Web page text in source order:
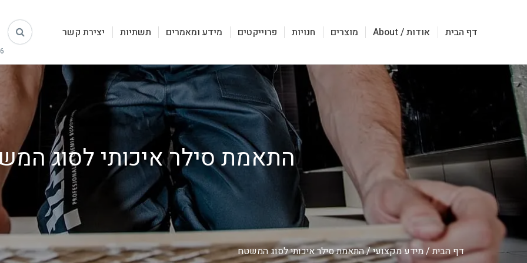
דף הבית אודות / About מוצרים חנויות פרוייקטים מידע ומאמרים תשתיות יצירת קשר
התאמת סילר איכותי לסוג
דף הבית/מידע מקצועי/התאמת סילר איכותי לסוג המשטח